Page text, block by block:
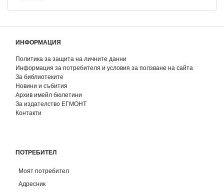
ИНФОРМАЦИЯ
Политика за защита на личните данни
Информация за потребителя и условия за ползване на сайта
За библиотеките
Новини и събития
Архив имейл бюлетини
За издателство ЕГМОНТ
Контакти
ПОТРЕБИТЕЛ
Моят потребител
Адресник